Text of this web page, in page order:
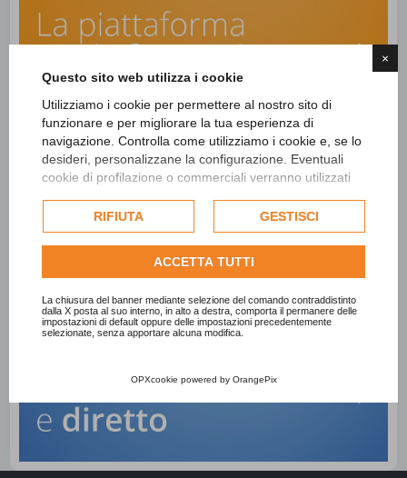
×
Questo sito web utilizza i cookie
Utilizziamo i cookie per permettere al nostro sito di
funzionare e per migliorare la tua esperienza di
navigazione. Controlla come utilizziamo i cookie e, se lo
desideri, personalizzane la configurazione. Eventuali
cookie di profilazione o commerciali verranno utilizzati
dell'utente e, se consentito, potrebbero essere utilizzati
per personalizzare gli annunci pubblicitari. Per ulteriori
informazioni su come Google utilizza i dati raccolti,
politica sulla privacy di Google
Consulta l'informativa cookie completa.
RIFIUTA GESTISCI
ACCETTA TUTTI
La chiusura del banner mediante selezione del comando contraddistinto
dalla X posta al suo interno, in alto a destra, comporta il permanere delle
impostazioni di default oppure delle impostazioni precedentemente
selezionate, senza apportare alcuna modifica.
OPXcookie powered by OrangePix